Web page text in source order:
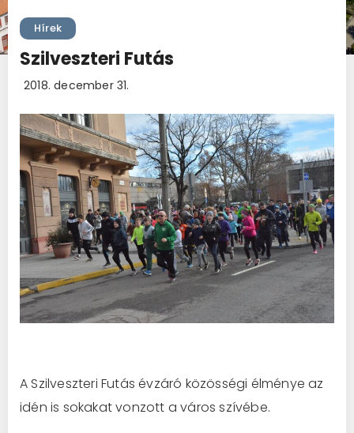
Hírek
Szilveszteri Futás
2018. december 31.
A Szilveszteri Futás évzáró közösségi élménye az
idén is sokakat vonzott a város szívébe.